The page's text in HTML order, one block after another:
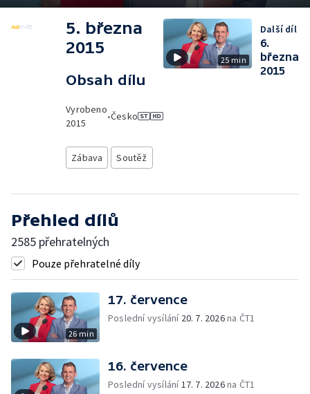
5. března
2015
Obsah dílu
Vyrobeno
2015
•Česko
Zábava Soutěž
25 min
Další díl
6.
března
2015
Přehled dílů
2585 přehratelných
Pouze přehratelné díly
26 min
17. července
Poslední vysílání 20. 7. 2026na ČT1
16. července
Poslední vysílání17. 7. 2026na ČT1